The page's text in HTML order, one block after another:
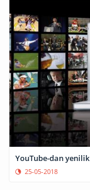
YouTube-dan yenilik
25-05-2018